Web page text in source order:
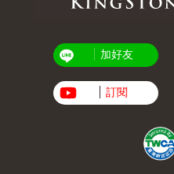
加好友
訂閱